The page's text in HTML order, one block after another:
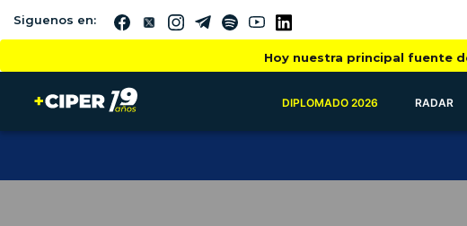
Siguenos en:
Hoy nuestra principal fuente
DIPLOMADO 2026 RADAR